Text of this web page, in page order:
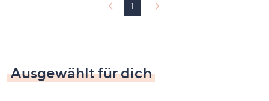
1
Ausgewählt für dich